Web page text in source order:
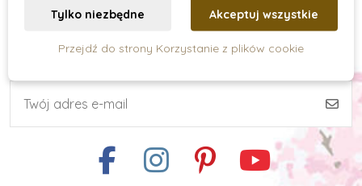
Gry i łamigłówki
Subskrypcja newslettera
Tylko niezbędne Akceptuj wszystkie
Przejdź do strony Korzystanie z plików cookie